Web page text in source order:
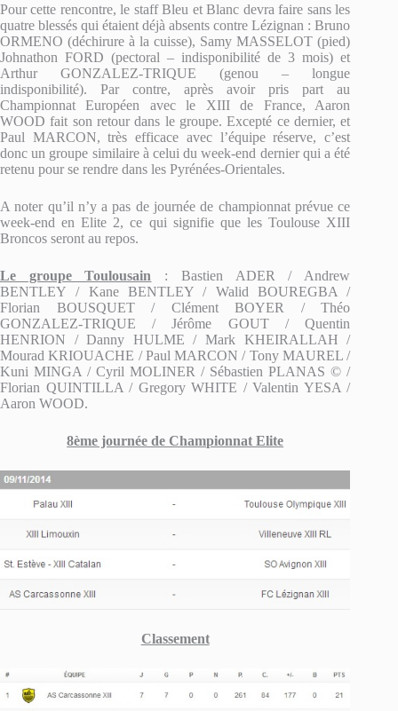
Pour cette rencontre, le staff Bleu et Blanc devra faire sans les
quatre blessés qui étaient déjà absents contre Lézignan : Bruno
ORMENO (déchirure à la cuisse), Samy MASSELOT (pied)
Johnathon FORD (pectoral – indisponibilité de 3 mois) et
Arthur GONZALEZ-TRIQUE (genou – longue
indisponibilité). Par contre, après avoir pris part au
Championnat Européen avec le XIII de France, Aaron
WOOD fait son retour dans le groupe. Excepté ce dernier, et
Paul MARCON, très efficace avec l’équipe réserve, c’est
donc un groupe similaire à celui du week-end dernier qui a été
retenu pour se rendre dans les Pyrénées-Orientales.
A noter qu’il n’y a pas de journée de championnat prévue ce
week-end en Elite 2, ce qui signifie que les Toulouse XIII
Broncos seront au repos.
Le groupe Toulousain : Bastien ADER / Andrew
BENTLEY / Kane BENTLEY / Walid BOUREGBA /
Florian BOUSQUET / Clément BOYER / Théo
GONZALEZ-TRIQUE / Jérôme GOUT / Quentin
HENRION / Danny HULME / Mark KHEIRALLAH /
Mourad KRIOUACHE / Paul MARCON / Tony MAUREL /
Kuni MINGA / Cyril MOLINER / Sébastien PLANAS © /
Florian QUINTILLA / Gregory WHITE / Valentin YESA /
Aaron WOOD.
8ème journée de Championnat Elite
Classement